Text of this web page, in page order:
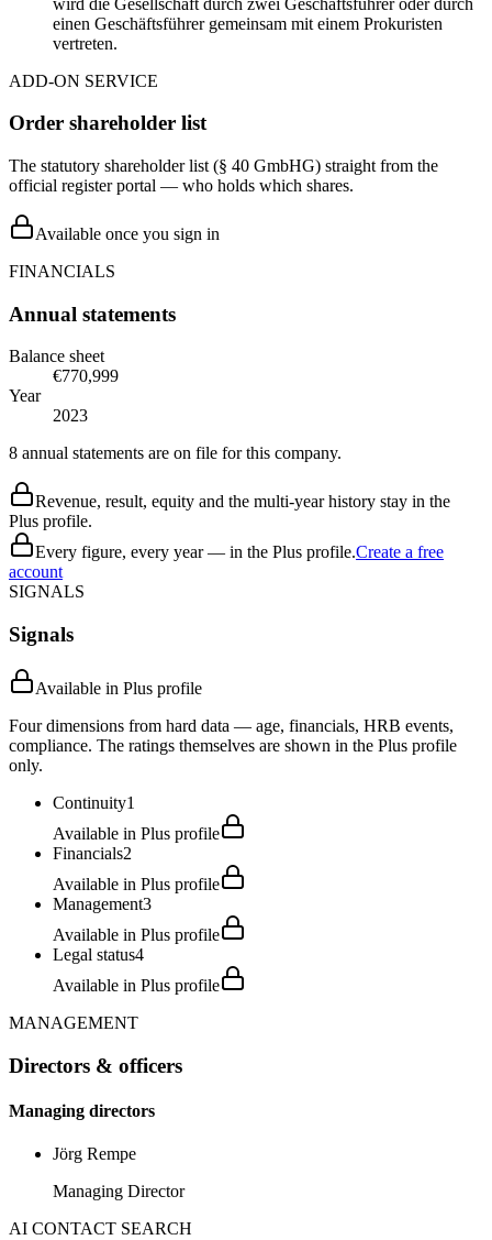
einen Geschäftsführer gemeinsam mit einem Prokuristen
vertreten.
ADD-ON SERVICE
Order shareholder list
The statutory shareholder list (§ 40 GmbHG) straight from the
official register portal — who holds which shares.
Available once you sign in
FINANCIALS
Annual statements
Balance sheet
€770,999
Year
2023
8 annual statements are on file for this company.
Revenue, result, equity and the multi-year history stay in the
Plus profile.
Every figure, every year — in the Plus profile.Create a free
account
SIGNALS
Signals
Available in Plus profile
Four dimensions from hard data — age, financials, HRB events,
compliance. The ratings themselves are shown in the Plus profile
only.
Continuity1
Available in Plus profile
Financials2
Available in Plus profile
Management3
Available in Plus profile
Legal status4
Available in Plus profile
MANAGEMENT
Directors & officers
Managing directors
Jörg Rempe
Managing Director
AI CONTACT SEARCH